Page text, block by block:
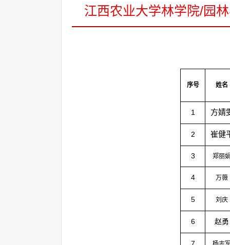
江西农业大学林学院/园
序号 姓名
1 方婧
2 崔健
3 郑丽
4 万薇
5 刘庆
6 赵勇